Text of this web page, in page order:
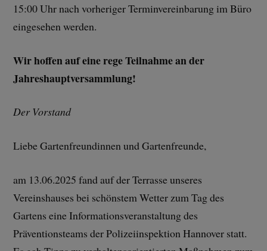
15:00 Uhr nach vorheriger Terminvereinbarung im Büro
eingesehen werden.
Wir hoffen auf eine rege Teilnahme an der
Jahreshauptversammlung!
Der Vorstand
Liebe Gartenfreundinnen und Gartenfreunde,
am 13.06.2025 fand auf der Terrasse unseres
Vereinshauses bei schönstem Wetter zum Tag des
Gartens eine Informationsveranstaltung des
Präventionsteams der Polizeiinspektion Hannover statt.